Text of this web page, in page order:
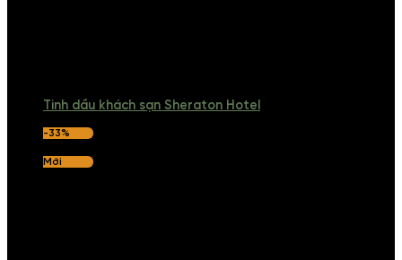
Tinh dầu khách sạn Sheraton Hotel
-33%
Mới